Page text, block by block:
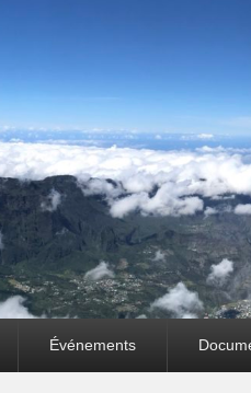
Événements